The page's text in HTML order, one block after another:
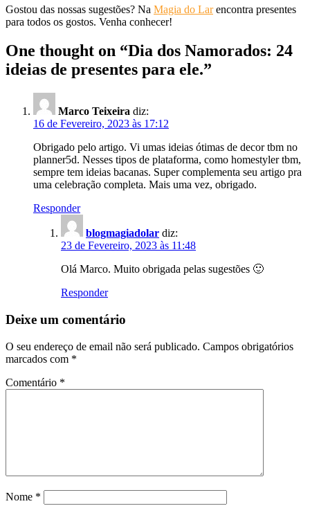
Gostou das nossas sugestões? Na Magia do Larencontra presentes
para todos os gostos. Venha conhecer!
One thought on “Dia dos Namorados: 24
ideias de presentes para ele.”
Marco Teixeira diz:
16 de Fevereiro, 2023 às 17:12
Obrigado pelo artigo. Vi umas ideias ótimas de decor tbm no
planner5d. Nesses tipos de plataforma, como homestyler tbm,
sempre tem ideias bacanas. Super complementa seu artigo pra
uma celebração completa. Mais uma vez, obrigado.
Responder
blogmagiadolar diz:
23 de Fevereiro, 2023 às 11:48
Olá Marco. Muito obrigada pelas sugestões 🙂
Responder
Deixe um comentário
O seu endereço de email não será publicado. Campos obrigatórios
marcados com *
Comentário *
Nome *